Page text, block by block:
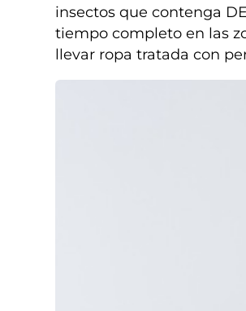
insectos que contenga
tiempo completo en las
llevar ropa tratada con